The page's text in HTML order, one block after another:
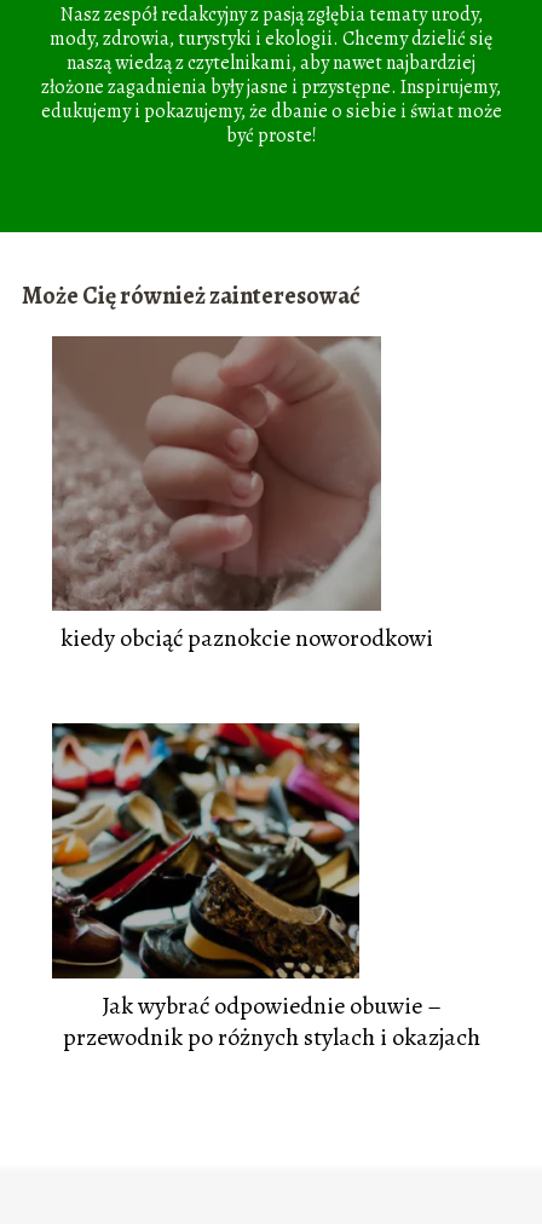
Nasz zespół redakcyjny z pasją zgłębia tematy urody,
mody, zdrowia, turystyki i ekologii. Chcemy dzielić się
naszą wiedzą z czytelnikami, aby nawet najbardziej
złożone zagadnienia były jasne i przystępne. Inspirujemy,
edukujemy i pokazujemy, że dbanie o siebie i świat może
być proste!
Może Cię również zainteresować
kiedy obciąć paznokcie noworodkowi
Jak wybrać odpowiednie obuwie –
przewodnik po różnych stylach i okazjach